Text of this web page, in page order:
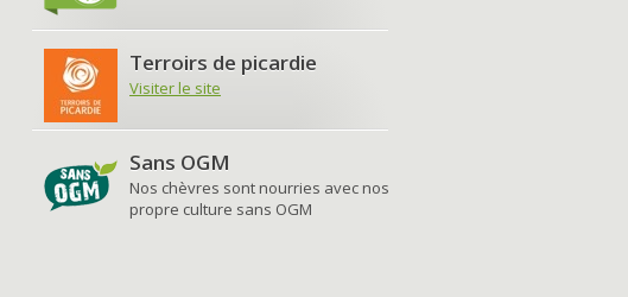
Terroirs de picardie
Visiter le site
Sans OGM
Nos chèvres sont nourries avec nos
propre culture sans OGM